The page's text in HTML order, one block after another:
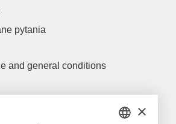
pytania
and general conditions
×